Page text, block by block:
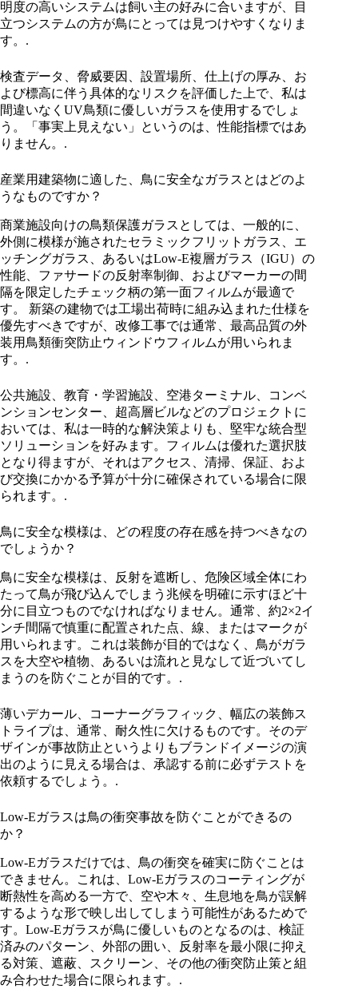
明度の高いシステムは飼い主の好みに合いますが、目
立つシステムの方が鳥にとっては見つけやすくなりま
す。.
検査データ、脅威要因、設置場所、仕上げの厚み、お
よび標高に伴う具体的なリスクを評価した上で、私は
間違いなくUV鳥類に優しいガラスを使用するでしょ
う。「事実上見えない」というのは、性能指標ではあ
りません。.
産業用建築物に適した、鳥に安全なガラスとはどのよ
うなものですか？
商業施設向けの鳥類保護ガラスとしては、一般的に、
外側に模様が施されたセラミックフリットガラス、エ
ッチングガラス、あるいはLow-E複層ガラス（IGU）の
性能、ファサードの反射率制御、およびマーカーの間
隔を限定したチェック柄の第一面フィルムが最適で
す。 新築の建物では工場出荷時に組み込まれた仕様を
優先すべきですが、改修工事では通常、最高品質の外
装用鳥類衝突防止ウィンドウフィルムが用いられま
す。.
公共施設、教育・学習施設、空港ターミナル、コンベ
ンションセンター、超高層ビルなどのプロジェクトに
おいては、私は一時的な解決策よりも、堅牢な統合型
ソリューションを好みます。フィルムは優れた選択肢
となり得ますが、それはアクセス、清掃、保証、およ
び交換にかかる予算が十分に確保されている場合に限
られます。.
鳥に安全な模様は、どの程度の存在感を持つべきなの
でしょうか？
鳥に安全な模様は、反射を遮断し、危険区域全体にわ
たって鳥が飛び込んでしまう兆候を明確に示すほど十
分に目立つものでなければなりません。通常、約2×2イ
ンチ間隔で慎重に配置された点、線、またはマークが
用いられます。これは装飾が目的ではなく、鳥がガラ
スを大空や植物、あるいは流れと見なして近づいてし
まうのを防ぐことが目的です。.
薄いデカール、コーナーグラフィック、幅広の装飾ス
トライプは、通常、耐久性に欠けるものです。そのデ
ザインが事故防止というよりもブランドイメージの演
出のように見える場合は、承認する前に必ずテストを
依頼するでしょう。.
Low-Eガラスは鳥の衝突事故を防ぐことができるの
か？
Low-Eガラスだけでは、鳥の衝突を確実に防ぐことは
できません。これは、Low-Eガラスのコーティングが
断熱性を高める一方で、空や木々、生息地を鳥が誤解
するような形で映し出してしまう可能性があるためで
す。Low-Eガラスが鳥に優しいものとなるのは、検証
済みのパターン、外部の囲い、反射率を最小限に抑え
る対策、遮蔽、スクリーン、その他の衝突防止策と組
み合わせた場合に限られます。.